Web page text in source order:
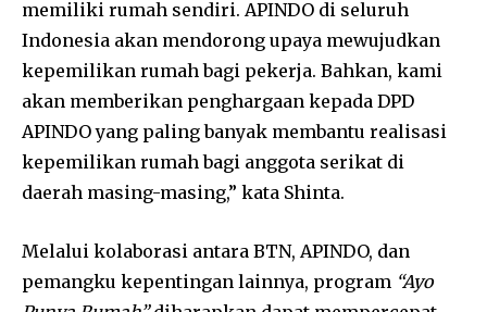
memiliki rumah sendiri. APINDO di seluruh
Indonesia akan mendorong upaya mewujudkan
kepemilikan rumah bagi pekerja. Bahkan, kami
akan memberikan penghargaan kepada DPD
APINDO yang paling banyak membantu realisasi
kepemilikan rumah bagi anggota serikat di
daerah masing-masing,” kata Shinta.
Melalui kolaborasi antara BTN, APINDO, dan
pemangku kepentingan lainnya, program “Ayo